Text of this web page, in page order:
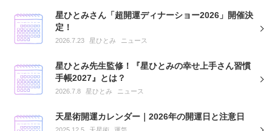
星ひとみさん「超開運ディナーショー2026」開催決
定！
2026.7.23 星ひとみ ニュース
星ひとみ先生監修！『星ひとみの幸せ上手さん習慣
手帳2027』とは？
2026.7.8 星ひとみ ニュース
天星術開運カレンダー｜2026年の開運日と注意日